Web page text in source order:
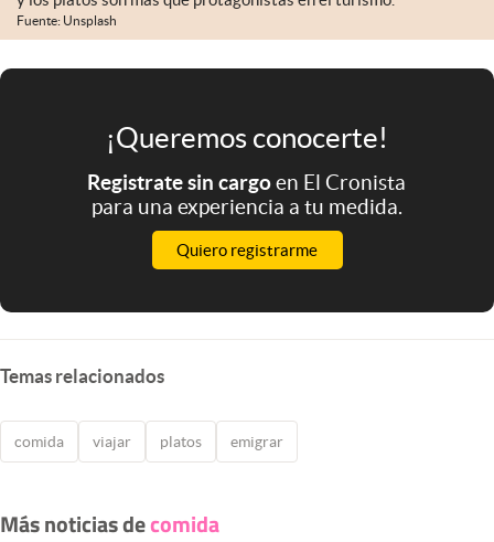
Fuente: Unsplash
¡Queremos conocerte!
Registrate sin cargoen El Cronista
para una experiencia a tu medida.
Quiero registrarme
Temas relacionados
comida viajar platos emigrar
Más noticias decomida